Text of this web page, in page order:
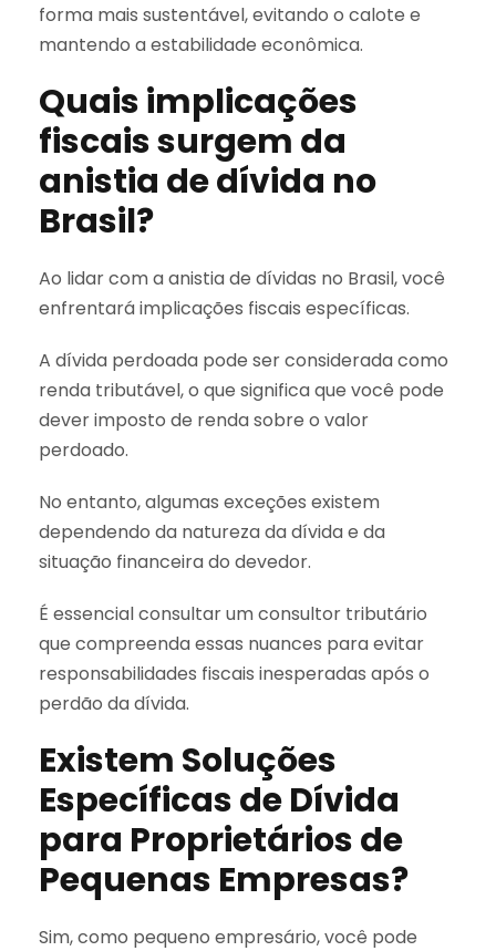
forma mais sustentável, evitando o calote e
mantendo a estabilidade econômica.
Quais implicações
fiscais surgem da
anistia de dívida no
Brasil?
Ao lidar com a anistia de dívidas no Brasil, você
enfrentará implicações fiscais específicas.
A dívida perdoada pode ser considerada como
renda tributável, o que significa que você pode
dever imposto de renda sobre o valor
perdoado.
No entanto, algumas exceções existem
dependendo da natureza da dívida e da
situação financeira do devedor.
É essencial consultar um consultor tributário
que compreenda essas nuances para evitar
responsabilidades fiscais inesperadas após o
perdão da dívida.
Existem Soluções
Específicas de Dívida
para Proprietários de
Pequenas Empresas?
Sim, como pequeno empresário, você pode